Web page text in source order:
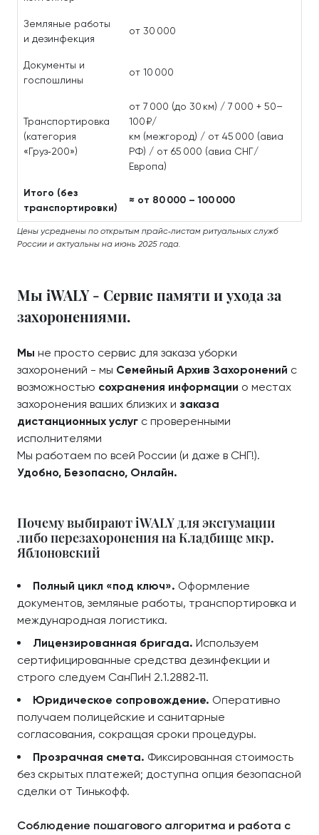
Земляные работы
и дезинфекция
от 30 000
Документы и
госпошлины
от 10 000
Транспортировка
(категория
«Груз‑200»)
от 7 000 (до 30 км) / 7 000 + 50–
100 ₽/
км (межгород) / от 45 000 (авиа
РФ) / от 65 000 (авиа СНГ/
Европа)
Итого (без
транспортировки)
≈ от 80 000 – 100 000
Цены усреднены по открытым прайс‑листам ритуальных служб
России и актуальны на июнь 2025 года.
Мы iWALY - Сервис памяти и ухода за
захоронениями.
Мы не просто сервис для заказа уборки
захоронений - мы Семейный Архив Захоронений с
возможностью сохранения информации о местах
захоронения ваших близких и заказа
дистанционных услуг с проверенными
исполнителями
Мы работаем по всей России (и даже в СНГ!).
Удобно, Безопасно, Онлайн.
Почему выбирают iWALY для эксгумации
либо перезахоронения на Кладбище мкр.
Яблоновский
Полный цикл «под ключ». Оформление
документов, земляные работы, транспортировка и
международная логистика.
Лицензированная бригада. Используем
сертифицированные средства дезинфекции и
строго следуем СанПиН 2.1.2882‑11.
Юридическое сопровождение. Оперативно
получаем полицейские и санитарные
согласования, сокращая сроки процедуры.
Прозрачная смета. Фиксированная стоимость
без скрытых платежей; доступна опция безопасной
сделки от Тинькофф.
Соблюдение пошагового алгоритма и работа с